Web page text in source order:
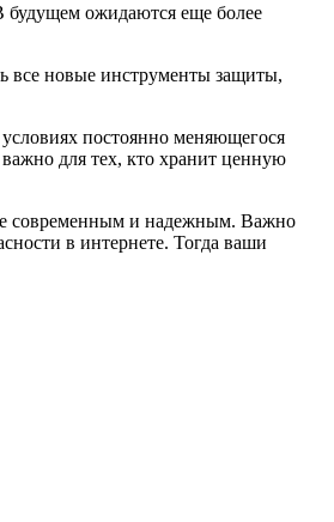
будущем ожидаются еще более
все новые инструменты защиты,
постоянно меняющегося
для тех, кто хранит ценную
современным и надежным. Важно
в интернете. Тогда ваши